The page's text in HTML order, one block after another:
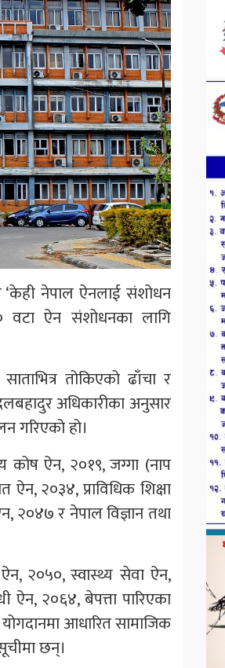
‘केही नेपाल ऐनलाई संशोधन
वटा ऐन संशोधनका लागि
तोकिएको ढाँचा र
अधिकारीका अनुसार
गरिएको हो।
कोष ऐन, २०१९, जग्गा (नाप
२०३४, प्राविधिक शिक्षा
२०४७ र नेपाल विज्ञान तथा
२०५०, स्वास्थ्य सेवा ऐन,
२०६४, बेपत्ता पारिएका
आधारित सामाजिक
छन्।